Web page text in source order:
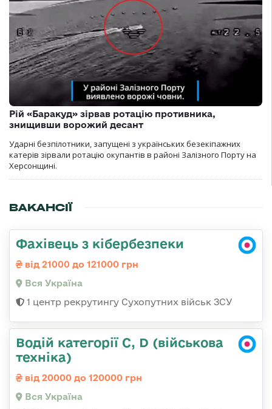
Рій «Баракуд» зірвав ротацію противника,
знищивши ворожий десант
Ударні безпілотники, запущені з українських безекіпажних
катерів зірвали ротацію окупантів в районі Залізного Порту на
Херсонщині.
ВАКАНСІЇ
Фахівець з кібербезпеки
від 21000 до 121000 грн
Вся Україна
1 центр рекрутингу Сухопутних військ ЗСУ
Водій категорії C, D (військова
техніка)
від 20000 до 120000 грн
Вся Україна